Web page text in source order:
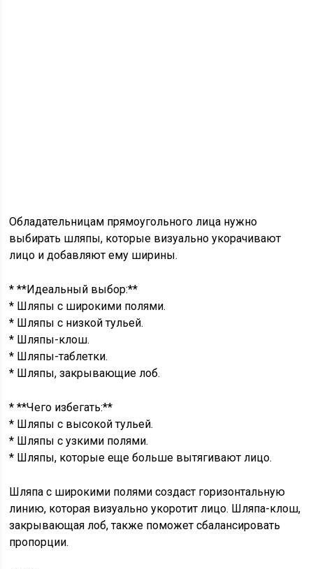
Обладательницам прямоугольного лица нужно
выбирать шляпы, которые визуально укорачивают
лицо и добавляют ему ширины.
* **Идеальный выбор:**
* Шляпы с широкими полями.
* Шляпы с низкой тульей.
* Шляпы-клош.
* Шляпы-таблетки.
* Шляпы, закрывающие лоб.
* **Чего избегать:**
* Шляпы с высокой тульей.
* Шляпы с узкими полями.
* Шляпы, которые еще больше вытягивают лицо.
Шляпа с широкими полями создаст горизонтальную
линию, которая визуально укоротит лицо. Шляпа-клош,
закрывающая лоб, также поможет сбалансировать
пропорции.